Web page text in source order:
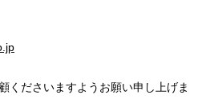
くださいますようお願い申し上げま